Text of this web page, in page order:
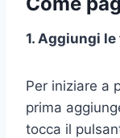
1. Aggiungi
Per iniziare a
prima
tocca il